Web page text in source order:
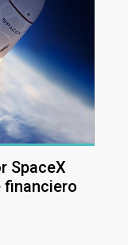
SpaceX
financiero